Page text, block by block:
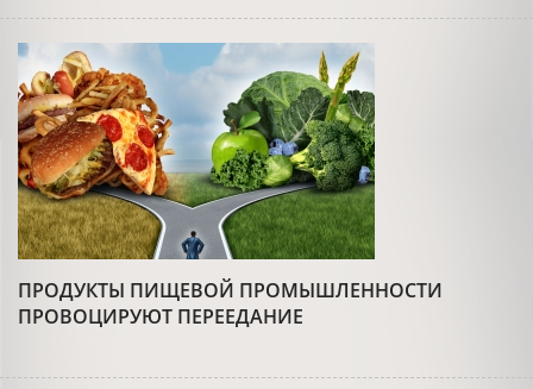
ПРОДУКТЫ ПИЩЕВОЙ ПРОМЫШЛЕННОСТИ
ПРОВОЦИРУЮТ ПЕРЕЕДАНИЕ